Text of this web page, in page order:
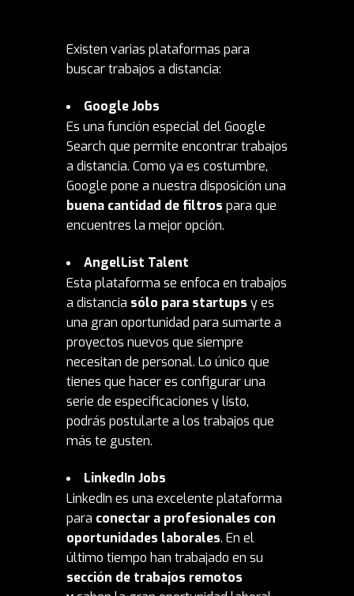
Existen varias plataformas para
buscar trabajos a distancia:
Google Jobs
Es una función especial del Google
Search que permite encontrar trabajos
a distancia. Como ya es costumbre,
Google pone a nuestra disposición una
buena cantidad de filtros para que
encuentres la mejor opción.
AngelList Talent
Esta plataforma se enfoca en trabajos
a distancia sólo para startups y es
una gran oportunidad para sumarte a
proyectos nuevos que siempre
necesitan de personal. Lo único que
tienes que hacer es configurar una
serie de especificaciones y listo,
podrás postularte a los trabajos que
más te gusten.
LinkedIn Jobs
LinkedIn es una excelente plataforma
para conectar a profesionales con
oportunidades laborales. En el
último tiempo han trabajado en su
sección de trabajos remotos